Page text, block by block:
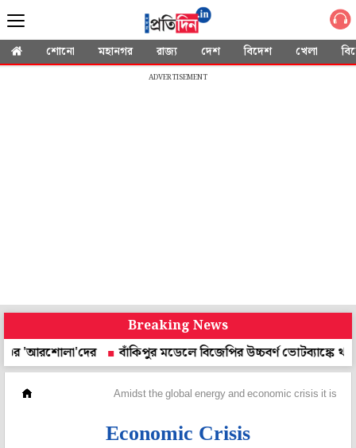
শোনো মহানগর রাজ্য দেশ বিদেশ খেলা
ADVERTISEMENT
Breaking News
বাঁকিপুর মডেলে বিজেপির উচ্চবর্ণ ভোটব্যাঙ্কে থাবা! পিডিএ-
Amidst the global energy and economic crisis it is
Economic Crisis